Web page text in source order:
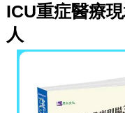
ICU重症醫療
人